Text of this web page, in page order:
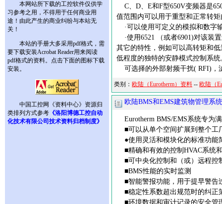
本网站所下载的工控软件仅供学
习参考之用，不得用于任何商业用
途！由此产生的商业纠纷与本站无
关！
本站的手册大多采用pdf格式，需
要下载安装Acrobat Reader用来阅读
pdf格式的资料。点击下面的图标下载
安装。
中国工控网《资料中心》资源归
类排列方式参考 《洛阳博德工控自动
化技术有限公司技术资料归档制度》
C、D、E和F型650V变频器是
值范围内可以用于重型和正常转
·可以使用可定义的模拟和数字
·使用6521 （或者6901)对该装
其它的特性，例如可以高转矩和
低程度的独特的安静模式控制系统
可选择的外部射频干扰( RFI)，
类别： 欧陆（Eurotherm）资料 -- 欧陆（
欧陆BMS和EMS建筑物管理系
Eurotherm BMS/EMS系统专为
■可以从单个空间扩展到整个工
●使用灵活和模块化的标准功能
■精确和有效的控制HVAC系统
■可中央化控制和（或）远程控
■BMS性能的实时监测
■智能警报功能，用于提早警告
■稳定性系数超出规范时的纠正
■环境数据和审计记录的安全管